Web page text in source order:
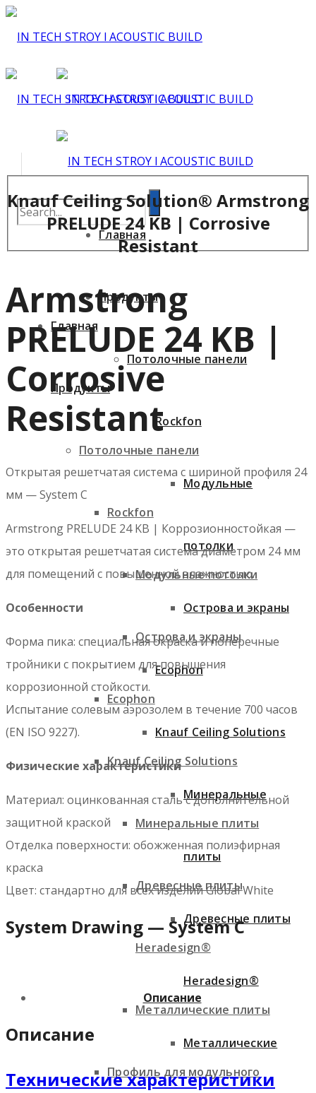
Главная
Продукты
Потолочные панели
Rockfon
Модульные потолки
Острова и экраны
Ecophon
Knauf Ceiling Solutions
Минеральные плиты
Древесные плиты
Heradesign®
Металлические плиты
Профиль для модульного
Главная
Продукты
Потолочные панели
Rockfon
Модульные
потолки
Острова и экраны
Ecophon
Knauf Ceiling Solutions
Минеральные
плиты
Древесные плиты
Heradesign®
Металлические
Knauf Ceiling Solution® Armstrong
PRELUDE 24 KB | Corrosive
Resistant
Armstrong
PRELUDE 24 KB |
Corrosive
Resistant
Открытая решетчатая система с шириной профиля 24
мм — System C
Armstrong PRELUDE 24 KB | Коррозионностойкая —
это открытая решетчатая система диаметром 24 мм
для помещений с повышенной влажностью.
Особенности
Форма пика: специальная окраска и поперечные
тройники с покрытием для повышения
коррозионной стойкости.
Испытание солевым аэрозолем в течение 700 часов
(EN ISO 9227).
Физические характеристики
Материал: оцинкованная сталь с дополнительной
защитной краской
Отделка поверхности: обожженная полиэфирная
краска
Цвет: стандартно для всех изделий Global White
System Drawing — System C
Описание
Описание
Технические характеристики